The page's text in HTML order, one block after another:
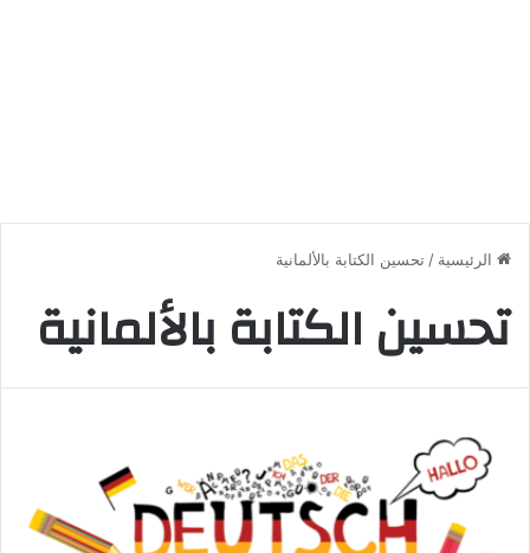
الرئيسية / تحسين الكتابة بالألمانية
تحسين الكتابة بالألمانية